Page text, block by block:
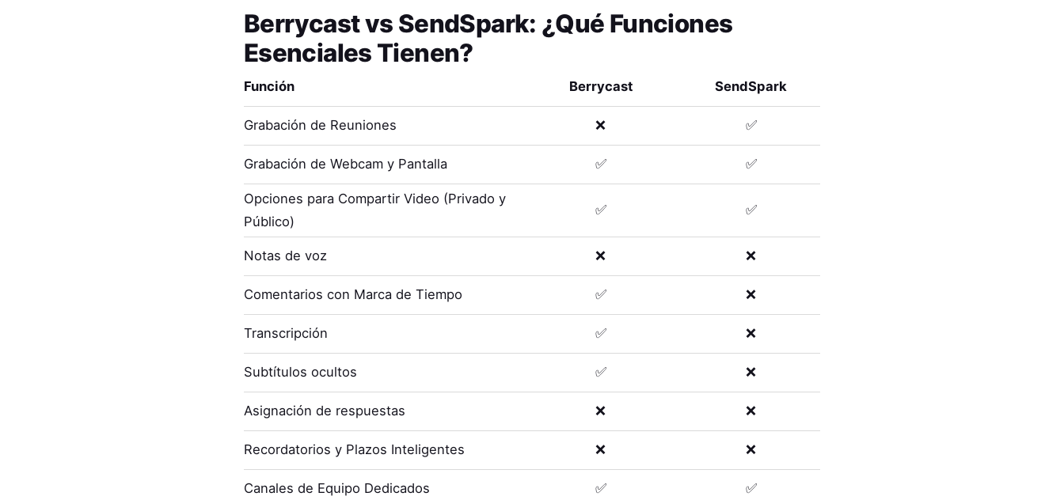
Berrycastvs SendSpark: ¿Qué Funciones
Esenciales Tienen?
Función Berrycast SendSpark
Grabación de Reuniones ❌ ✅
Grabación de Webcam y Pantalla ✅ ✅
Opciones para Compartir Video (Privado y
Público)
✅ ✅
Notas de voz ❌ ❌
Comentarios con Marca de Tiempo ✅ ❌
Transcripción ✅ ❌
Subtítulos ocultos ✅ ❌
Asignación de respuestas ❌ ❌
Recordatorios y Plazos Inteligentes ❌ ❌
Canales de Equipo Dedicados ✅ ✅